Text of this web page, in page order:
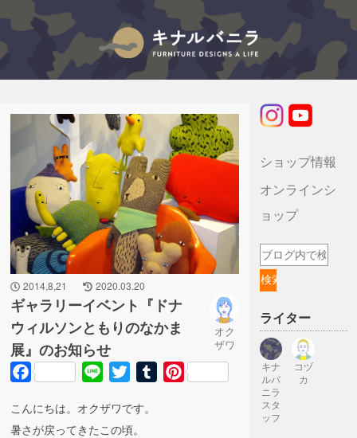
2014,8,21 2020.03.20
ギャラリーイベント『ドナ
ウィルソンともりのなかま
展』のお知らせ
オク
ザワ
Facebook Line TwitterTumblrPinterest
こんにちは。オクザワです。
暑さが戻ってきたこの頃。
ショップ情報
オンラインシ
ョップ
ライター
キナ
ルバ
ニラ
スタ
ッフ
コヅ
カ